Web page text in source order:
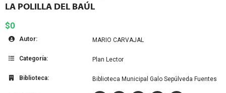
LA POLILLA DEL BAÚL
$0
Autor: MARIO CARVAJAL
Categoría: Plan Lector
Biblioteca: Biblioteca Municipal Galo Sepúlveda Fuentes